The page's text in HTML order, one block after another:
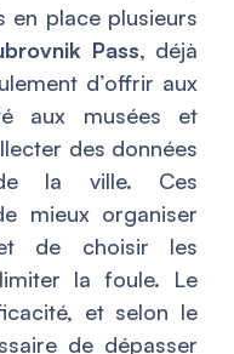
en place plusieurs
Pass, déjà
d’offrir aux
aux musées et
des données
la ville. Ces
mieux organiser
de choisir les
la foule. Le
et selon le
de dépasser